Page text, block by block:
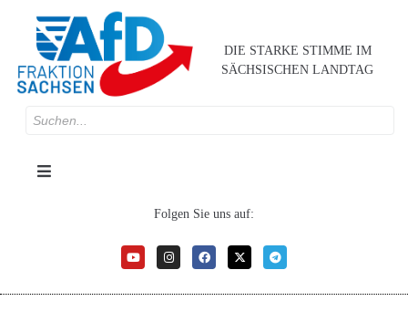
DIE STARKE STIMME IM
SÄCHSISCHEN LANDTAG
Folgen Sie uns auf: